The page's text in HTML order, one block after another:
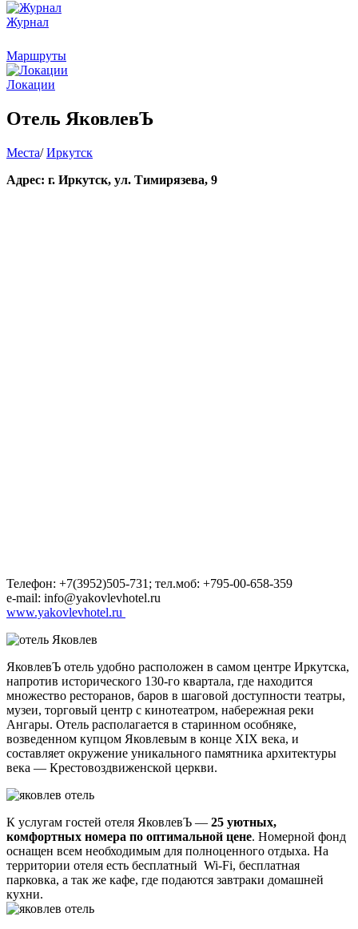
Журнал
Маршруты
Локации
Отель ЯковлевЪ
Места/ Иркутск
Адрес: г. Иркутск, ул. Тимирязева, 9
Телефон: +7(3952)505-731; тел.моб: +795-00-658-359
e-mail: info@yakovlevhotel.ru
www.yakovlevhotel.ru
ЯковлевЪ отель удобно расположен в самом центре Иркутска,
напротив исторического 130-го квартала, где находится
множество ресторанов, баров в шаговой доступности театры,
музеи, торговый центр с кинотеатром, набережная реки
Ангары. Отель располагается в старинном особняке,
возведенном купцом Яковлевым в конце XIX века, и
составляет окружение уникального памятника архитектуры
века — Крестовоздвиженской церкви.
К услугам гостей отеля ЯковлевЪ — 25 уютных,
комфортных номера по оптимальной цене. Номерной фонд
оснащен всем необходимым для полноценного отдыха. На
территории отеля есть бесплатный Wi-Fi, бесплатная
парковка, а так же кафе, где подаются завтраки домашней
кухни.